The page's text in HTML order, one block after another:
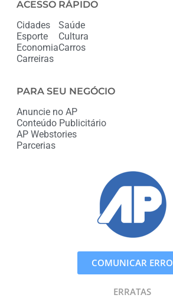
ACESSO RÁPIDO
Cidades
Esporte
Economia
Carreiras
Saúde
Cultura
Carros
PARA SEU NEGÓCIO
Anuncie no AP
Conteúdo Publicitário
AP Webstories
Parcerias
COMUNICAR ERRO
ERRATAS